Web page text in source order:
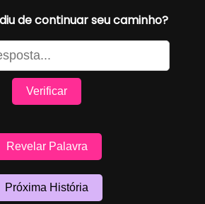
de continuar seu caminho?
Verificar
Revelar Palavra
Próxima História